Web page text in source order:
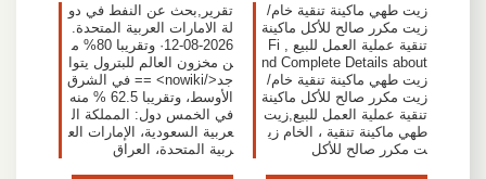
زيت طهي ماكينة تنقية خام/
زيت مكرر صالح للأكل ماكينة
تنقية عملية العمل للبيع , Fi
nd Complete Details about
زيت طهي ماكينة تنقية خام/
زيت مكرر صالح للأكل ماكينة
تنقية عملية العمل للبيع,زيت
طهي ماكينة تنقية ، الخام زي
ت مكرر صالح للأكل
تقرير,بحث عن النفط في دو
لة الامارات العربية المتحدة.
2026-08-12· وتقريبا 80% م
ن مخزون العالم للبترول يتوا
جد</nowiki> == في الشرق
الأوسط، وتقريبا 62.5 % منه
في الخمس دول: المملكة ال
عربية السعودية، الإمارات الع
ربية المتحدة، العراق